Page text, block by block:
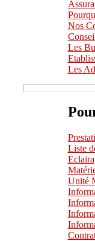
Nos
Les
Les
Liste
Unité